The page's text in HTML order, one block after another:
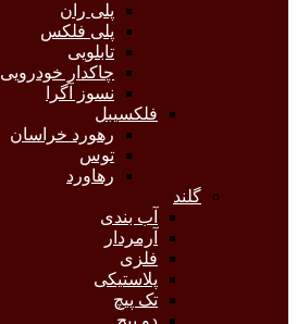
پلی ران
پلی فلکس
تابلویی
چاکدار خودرویی
نسوز آگرا
فلکسیبل
رهورد خراسان
توس
رهاورد
گلند
آب بندی
آرمردار
فلزی
پلاستیکی
تک پیچ
دو پیچ